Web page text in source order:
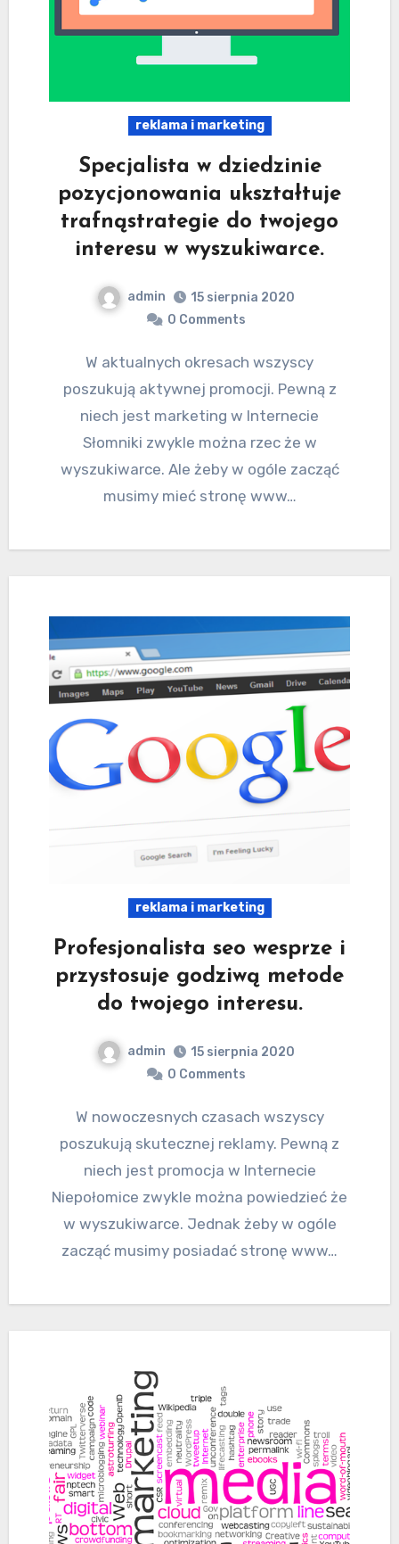
reklama i marketing
Specjalista w dziedzinie
pozycjonowania ukształtuje
trafnąstrategie do twojego
interesu w wyszukiwarce.
admin
15 sierpnia 2020
0 Comments
W aktualnych okresach wszyscy
poszukują aktywnej promocji. Pewną z
niech jest marketing w Internecie
Słomniki zwykle można rzec że w
wyszukiwarce. Ale żeby w ogóle zacząć
musimy mieć stronę www…
reklama i marketing
Profesjonalista seo wesprze i
przystosuje godziwą metode
do twojego interesu.
admin
15 sierpnia 2020
0 Comments
W nowoczesnych czasach wszyscy
poszukują skutecznej reklamy. Pewną z
niech jest promocja w Internecie
Niepołomice zwykle można powiedzieć że
w wyszukiwarce. Jednak żeby w ogóle
zacząć musimy posiadać stronę www…